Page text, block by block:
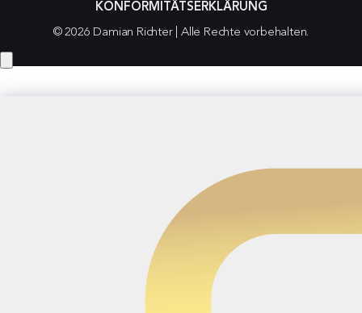
© 2026 Damian Richter | Alle Rechte vorbehalten.
KONFORMITÄTSERKLÄRUNG